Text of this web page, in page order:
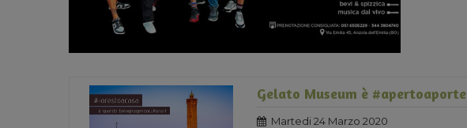
Gelato Museum è
Martedi 24 Marzo 2020